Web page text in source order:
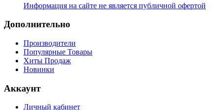
Информация на сайте не является публичной офертой
Дополнительно
Производители
Популярные Товары
Хиты Продаж
Новинки
Аккаунт
Личный кабинет